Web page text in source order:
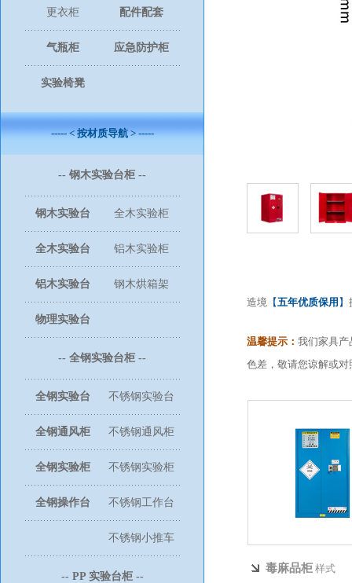
更衣柜 配件配套
气瓶柜 应急防护柜
实验椅凳
----- < 按材质导航 > -----
-- 钢木实验台柜 --
钢木实验台 全木实验柜
全木实验台 铝木实验柜
铝木实验台 钢木烘箱架
物理实验台
-- 全钢实验台柜 --
全钢实验台 不锈钢实验台
全钢通风柜 不锈钢通风柜
全钢实验柜 不锈钢实验柜
全钢操作台 不锈钢工作台
不锈钢小推车
-- PP 实验台柜 --
造境 【五年优质保用 】
温馨提示： 我们家具产
色差，敬请您谅解或
毒麻品柜 样式